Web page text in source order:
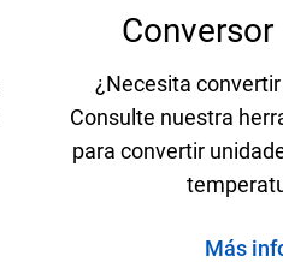
¿Necesita
Consulte nuestra
para convertir
Más